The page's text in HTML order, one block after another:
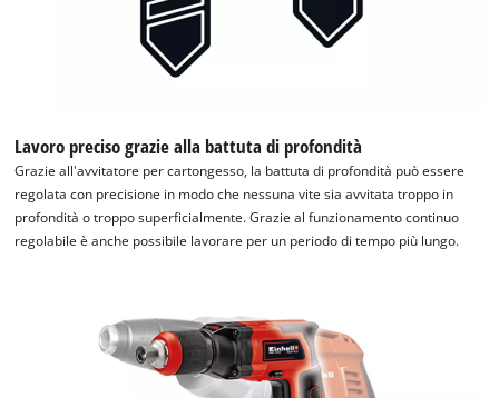
Lavoro preciso grazie alla battuta di profondità
Grazie all'avvitatore per cartongesso, la battuta di profondità può essere
regolata con precisione in modo che nessuna vite sia avvitata troppo in
profondità o troppo superficialmente. Grazie al funzionamento continuo
regolabile è anche possibile lavorare per un periodo di tempo più lungo.